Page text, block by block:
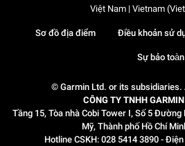
© Garmin Ltd. or its subsidiaries.
CÔNG TY TNHH
Tầng 15, Tòa nhà Cobi Tower I, Số 5
Mỹ, Thành phố Hồ Chí
Hotline CSKH: 028 5414 3890 -
Sơ đồ địa điểm Điều khoản sử
Sự bảo toàn
Việt Nam | Vietnam